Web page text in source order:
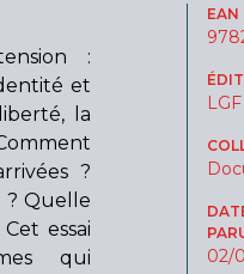
:
et
la
?
? Quelle
essai
qui
EAN
LGF
02/